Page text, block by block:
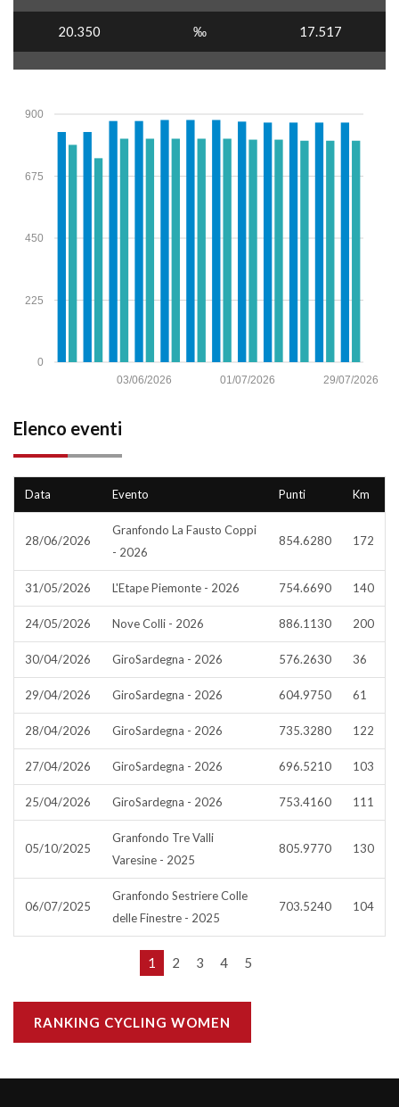
20.350 ‰ 17.517
0
225
450
675
900
29/07/2026
01/07/2026
03/06/2026
Elenco eventi
Data Evento Punti Km
28/06/2026
Granfondo La Fausto Coppi
- 2026
854.6280 172
31/05/2026 L'Etape Piemonte - 2026 754.6690 140
24/05/2026 Nove Colli - 2026 886.1130 200
30/04/2026 GiroSardegna - 2026 576.2630 36
29/04/2026 GiroSardegna - 2026 604.9750 61
28/04/2026 GiroSardegna - 2026 735.3280 122
27/04/2026 GiroSardegna - 2026 696.5210 103
25/04/2026 GiroSardegna - 2026 753.4160 111
05/10/2025
Granfondo Tre Valli
Varesine - 2025
805.9770 130
06/07/2025
Granfondo Sestriere Colle
delle Finestre - 2025
703.5240 104
1 2 3 4 5
RANKING CYCLING WOMEN